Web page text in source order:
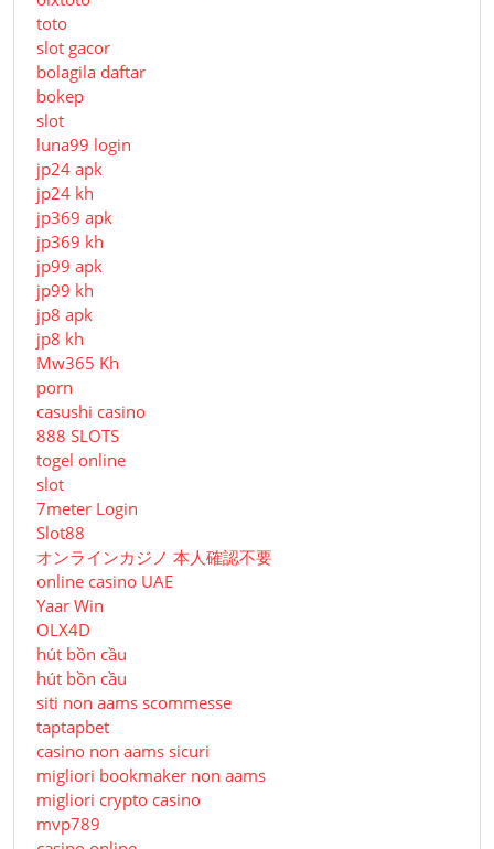
toto
slot gacor
bolagila daftar
bokep
slot
luna99 login
jp24 apk
jp24 kh
jp369 apk
jp369 kh
jp99 apk
jp99 kh
jp8 apk
jp8 kh
Mw365 Kh
porn
casushi casino
888 SLOTS
togel online
slot
7meter Login
Slot88
オンラインカジノ 本人確認不要
online casino UAE
Yaar Win
OLX4D
hút bồn cầu
hút bồn cầu
siti non aams scommesse
taptapbet
casino non aams sicuri
migliori bookmaker non aams
migliori crypto casino
mvp789